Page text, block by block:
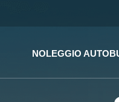
NOLEGGIO